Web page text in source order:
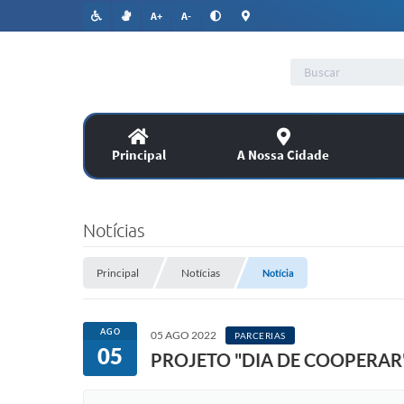
A+ A-
Principal A Nossa Cidade
Assitência Social
PUBLICAÇÕES OFICIAIS
Legislação
Notícias
Principal Notícias Notícia
AGO
05
05 AGO 2022 PARCERIAS
PROJETO "DIA DE